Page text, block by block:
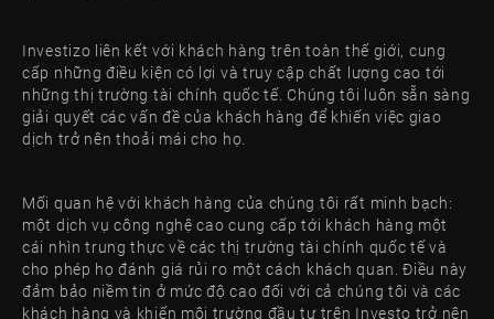
Investizo liên kết với khách hàng trên toàn thế giới, cung
cấp những điều kiện có lợi và truy cập chất lượng cao tới
những thị trường tài chính quốc tế. Chúng tôi luôn sẵn sàng
giải quyết các vấn đề của khách hàng để khiến việc giao
dịch trở nên thoải mái cho họ.
Mối quan hệ với khách hàng của chúng tôi rất minh bạch:
một dịch vụ công nghệ cao cung cấp tới khách hàng một
cái nhìn trung thực về các thị trường tài chính quốc tế và
cho phép họ đánh giá rủi ro một cách khách quan. Điều này
đảm bảo niềm tin ở mức độ cao đối với cả chúng tôi và các
khách hàng và khiến môi trường đầu tư trên Investo trở nên